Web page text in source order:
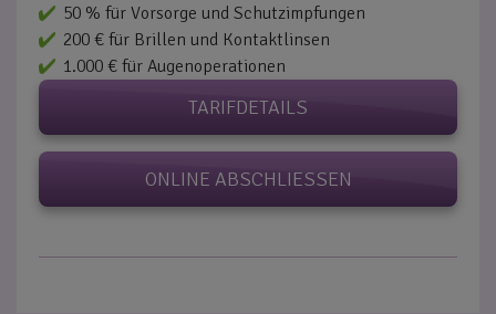
50 % für Vorsorge und Schutzimpfungen
200 € für Brillen und Kontaktlinsen
1.000 € für Augenoperationen
TARIFDETAILS
ONLINE ABSCHLIESSEN